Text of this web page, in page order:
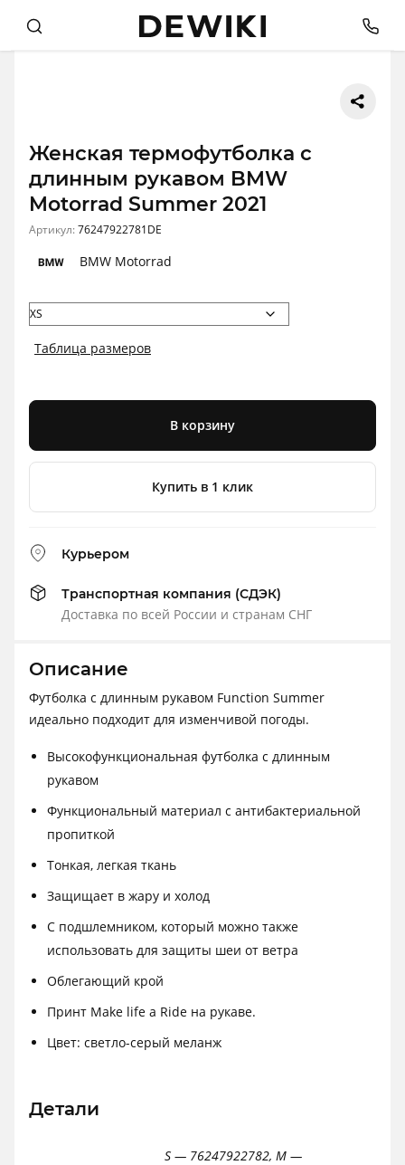
Женская термофутболка с
длинным рукавом BMW
Motorrad Summer 2021
Артикул:76247922781DE
BMW Motorrad
Таблица размеров
В корзину
Купить в 1 клик
Курьером
Транспортная компания (СДЭК)
Доставка по всей России и странам СНГ
Описание
Футболка с длинным рукавом Function Summer
идеально подходит для изменчивой погоды.
Высокофункциональная футболка с длинным
рукавом
Функциональный материал с антибактериальной
пропиткой
Тонкая, легкая ткань
Защищает в жару и холод
С подшлемником, который можно также
использовать для защиты шеи от ветра
Облегающий крой
Принт Make life a Ride на рукаве.
Цвет: светло-серый меланж
Детали
S — 76247922782, M —